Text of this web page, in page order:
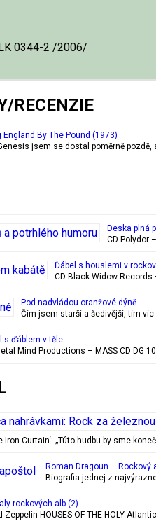
0344-2 /2006/
RECENZIE
By The Pound (1973)
jsem se dostal poměrně
Deska plná
CD Polydor
Ďábel s houslemi v
CD Black Widow
Pod nadvládou oranžové dýně
Čím jsem starší a šedivější, tím
s ďáblem v těle
Mind Productions – MASS CD DG
Iron Curtain‘: „Túto hudbu by sme
Roman Dragoun – Rockový
Biografia jednej z
rockových alb (2)
Zeppelin HOUSES OF THE HOLY